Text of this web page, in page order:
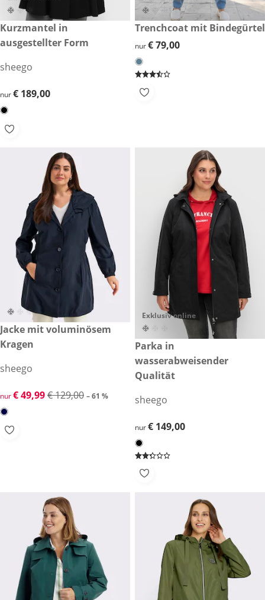
€ 189,00
Kurzmantel in
ausgestellter Form
sheego
€ 189,00
nur€ 189,00
€ 79,00
Trenchcoat mit Bindegürtel
€ 79,00
nur€ 79,00
reduzierter Preis € 49,99, vorheriger Preis: € 129,00
-61 %
Jacke mit voluminösem
Kragen
sheego
reduzierter Preis € 49,99, vorheriger Preis: € 129,00
nur€ 49,99€ 129,00 – 61 %
Exklusiv online
€ 149,00
Parka in
wasserabweisender
Qualität
sheego
€ 149,00
nur€ 149,00